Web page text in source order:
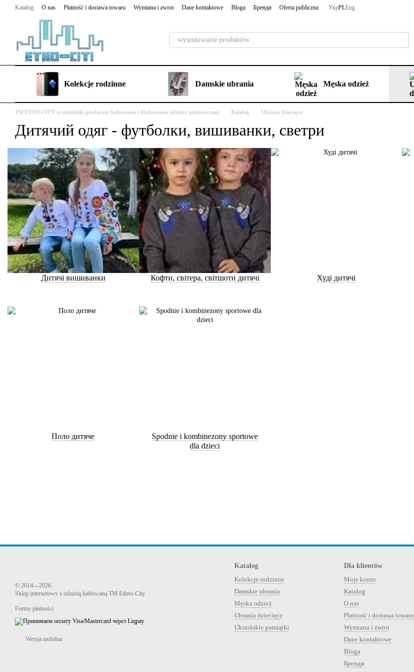
Przejdź do głównej treści
Katalog O nas Płatność i dostawa towaru Wymiana i zwrot Dane kontaktowe Bloga Бренди Oferta publiczna УкрPLEng
Kolekcje rodzinne Damskie ubrania Męska odzież
TM ETNO-CITY to ukraiński producent haftowanej i drukowanej odzieży patriotycznej Katalog Ubrania dziecięce
Дитячий одяг - футболки, вишиванки, светри
Дитячі вишиванки Кофти, світера, світшоти дитячі Худі дитячі
Поло дитяче
Spodnie i kombinezony sportowe
dla dzieci
© 2014—2026
Sklep internetowy z odzieżą haftowaną TM Ethno-City
Formy płatności
Wersja mobilna
Katalog
Kolekcje rodzinne
Damskie ubrania
Męska odzież
Ubrania dziecięce
Ukraińskie pamiątki
Dla klientów
Moje konto
Katalog
O nas
Płatność i dostawa towaru
Wymiana i zwrot
Dane kontaktowe
Bloga
Бренди